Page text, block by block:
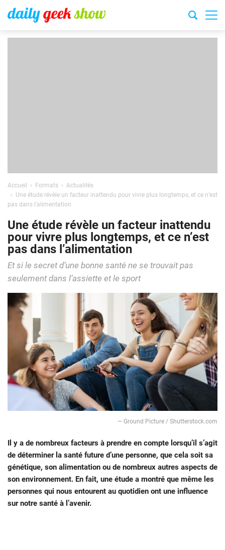
Accueil Formats
Actualités
Une étude révèle un facteur inattendu pour vivre plus longtemps, et ce n’est
pas dans l’alimentation
Une étude révèle un facteur inattendu
pour vivre plus longtemps, et ce n’est
pas dans l’alimentation
Et si le secret d’une bonne santé ne se trouvait pas
seulement dans l’assiette et le sport
— Ground Picture / Shutterstock.com
Il y a de nombreux facteurs à prendre en compte lorsqu’il s’agit
de déterminer la santé future d’une personne, que cela soit sa
génétique, son alimentation ou de nombreux autres aspects de
son environnement. En fait, une étude a montré que même les
personnes qui nous entourent au quotidien ont une influence
sur notre santé à l’avenir.